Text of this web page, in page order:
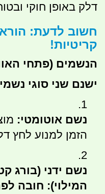
דלק באופן חוקי
חשוב לדעת:
קריטיות!
הנשמים (פתחי
ישנם שני סוגי
נשם אוטומטי:
הזמן למנוע לחץ
נשם ידני (בורג
המילוי): חובה